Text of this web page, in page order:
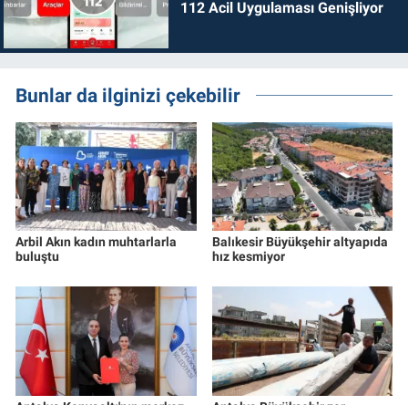
112 Acil Uygulaması Genişliyor
Bunlar da ilginizi çekebilir
Arbil Akın kadın muhtarlarla
buluştu
Balıkesir Büyükşehir altyapıda
hız kesmiyor